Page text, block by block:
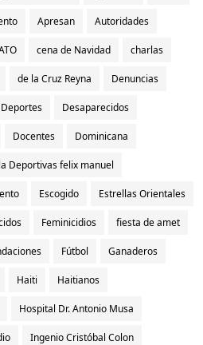
Apresan Autoridades
cena de Navidad charlas
de la Cruz Reyna Denuncias
Deportes Desaparecidos
Docentes Dominicana
Deportivas felix manuel
Escogido Estrellas Orientales
Feminicidios fiesta de amet
Fútbol Ganaderos
Haiti Haitianos
Hospital Dr. Antonio Musa
Ingenio Cristóbal Colon